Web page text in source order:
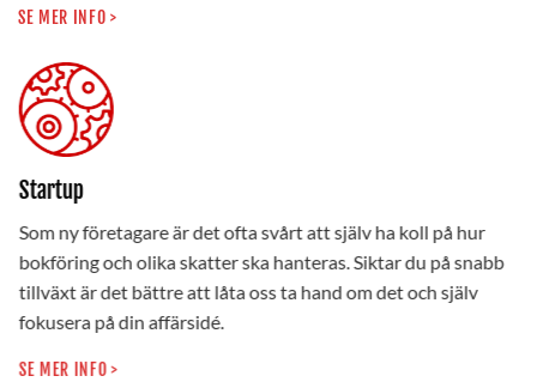
SE MER INFO >
Startup
Som ny företagare är det ofta svårt att själv ha koll på hur
bokföring och olika skatter ska hanteras. Siktar du på snabb
tillväxt är det bättre att låta oss ta hand om det och själv
fokusera på din affärsidé.
SE MER INFO >